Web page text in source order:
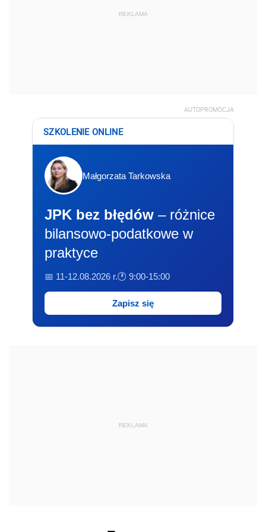
REKLAMA
AUTOPROMOCJA
SZKOLENIE ONLINE
Małgorzata Tarkowska
JPK bez błędów – różnice
bilansowo-podatkowe w
praktyce
📅 11-12.08.2026 r.🕐 9:00-15:00
Zapisz się
REKLAMA